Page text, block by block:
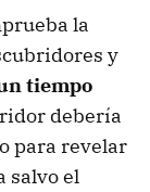
la
y
tiempo
debería
para revelar
salvo el